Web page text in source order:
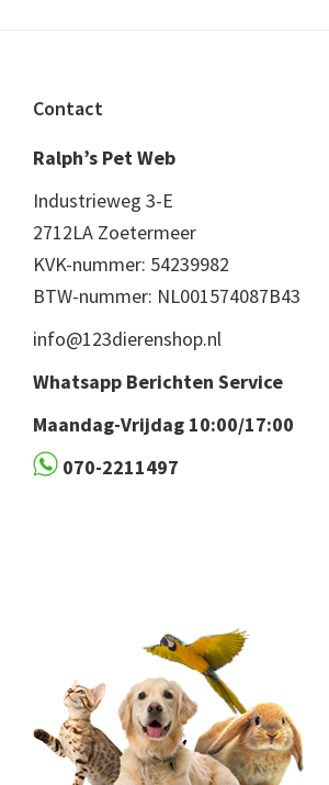
Footer
Contact
Ralph’s Pet Web
Industrieweg 3-E
2712LA Zoetermeer
KVK-nummer: 54239982
BTW-nummer: NL001574087B43
info@123dierenshop.nl
Whatsapp Berichten Service
Maandag-Vrijdag 10:00/17:00
070-2211497